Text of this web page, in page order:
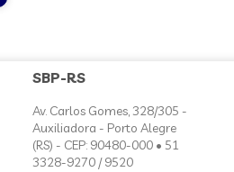
SBP-RS
Av. Carlos Gomes, 328/305 -
Auxiliadora - Porto Alegre
(RS) - CEP: 90480-000 • 51
3328-9270 / 9520